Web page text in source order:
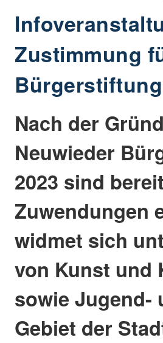
Zustimmung
Bürgerstiftung
Nach der
Neuwieder
2023 sind
Zuwendungen
widmet sich
von Kunst und
sowie Jugend-
Gebiet der